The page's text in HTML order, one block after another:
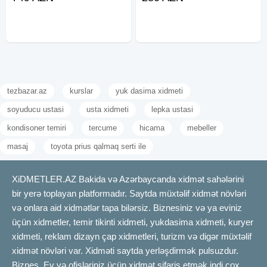
tezbazar.az kurslar yuk dasima xidmeti
soyuducu ustasi usta xidmeti lepka ustasi
kondisoner temiri tercume hicama mebeller
masaj toyota prius qalmaq serti ile
XiDMETLER.AZ Bakida və Azərbaycanda xidmət sahələrini
bir yerə toplayan platformadır. Saytda müxtəlif xidmət növləri
və onlara aid xidmətlər tapa bilərsiz. Biznesiniz və ya eviniz
üçün xidmetler, temir tikinti xidmeti, yukdasima xidmeti, kuryer
xidmeti, reklam dizayn çap xidmetleri, turizm və digər müxtəlif
xidmət növləri var. Xidməti saytda yerləşdirmək pulsuzdur.